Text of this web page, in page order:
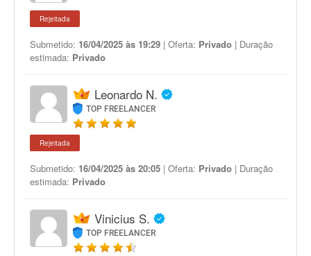
Rejeitada
Submetido: 16/04/2025 às 19:29 | Oferta: Privado | Duração
estimada: Privado
Leonardo N.
TOP FREELANCER
Rejeitada
Submetido: 16/04/2025 às 20:05 | Oferta: Privado | Duração
estimada: Privado
Vinicius S.
TOP FREELANCER